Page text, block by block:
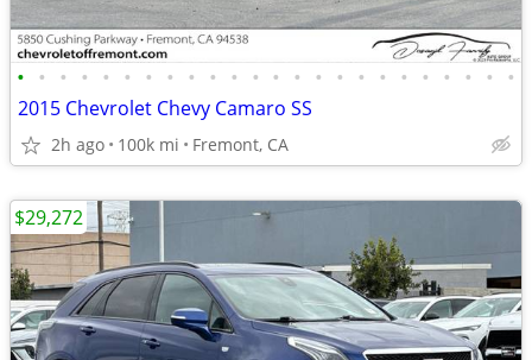
• • • • • • • • • • • • • • • • • • • • • • • •
2015 Chevrolet Chevy Camaro SS
2h ago 100k mi Fremont, CA
$29,272